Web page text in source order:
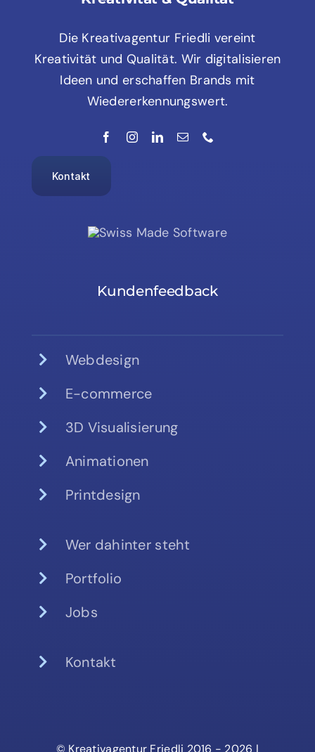
Die Kreativagentur Friedli vereint
Kreativität und Qualität. Wir digitalisieren
Ideen und erschaffen Brands mit
Wiedererkennungswert.
Kontakt
Kundenfeedback
Webdesign
E-commerce
3D Visualisierung
Animationen
Printdesign
Wer dahinter steht
Portfolio
Jobs
Kontakt
© Kreativagentur Friedli 2016 - 2026 |